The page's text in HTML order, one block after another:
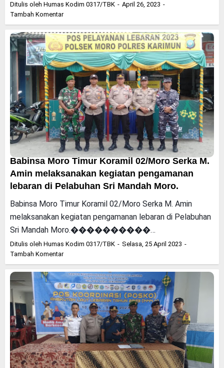
Ditulis oleh Humas Kodim 0317/TBK
April 26, 2023
Tambah Komentar
Babinsa Moro Timur Koramil 02/Moro Serka M.
Amin melaksanakan kegiatan pengamanan
lebaran di Pelabuhan Sri Mandah Moro.
Babinsa Moro Timur Koramil 02/Moro Serka M. Amin
melaksanakan kegiatan pengamanan lebaran di Pelabuhan
Sri Mandah Moro.����������…
Ditulis oleh Humas Kodim 0317/TBK
Selasa, 25 April 2023
Tambah Komentar